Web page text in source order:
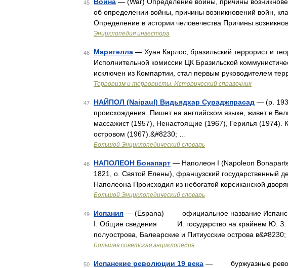
45
об определении войны, причины возникновений войн,
Определение в истории человечества Причины
Энциклопедия инвестора
46 Маригелла — Хуан Карлос, бразильский террорист и
Исполнительной комиссии ЦК Бразильской
исключен из Компартии, стал первым руководителем
Терроризм и террористы. Исторический справочник
47 НАЙПОЛ (Naipaul) Видьядхар Сураджпрасад — (р.
происхождения. Пишет на английском языке, живет в
массажист (1957), Ненастоящие (1967), Герилья (1974).
островом (1967).&#8230; …
Большой Энциклопедический словарь
48 НАПОЛЕОН Бонапарт — Наполеон I (Napoleon
1821, о. Святой Елены), французский государственный
Наполеона Происходил из небогатой корсиканской
Большой Энциклопедический словарь
49 Испания — (Espana) официальное название
I. Общие сведения И. государство на крайнем Ю. З.
полуострова, Балеарские и Питиусские острова в&#8230;
Большая советская энциклопедия
50 Испанские революции 19 века — буржуазные